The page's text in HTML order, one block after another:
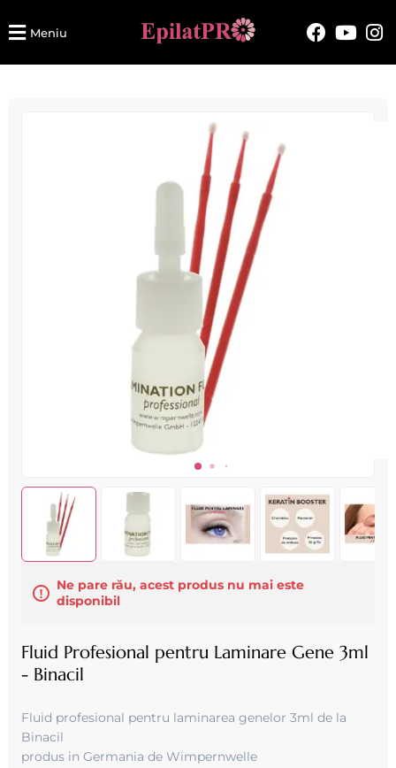
Meniu
Ne pare rău, acest produs nu mai este
disponibil
Fluid Profesional pentru Laminare Gene 3ml
- Binacil
Fluid profesional pentru laminarea genelor 3ml de la
Binacil
produs in Germania de Wimpernwelle